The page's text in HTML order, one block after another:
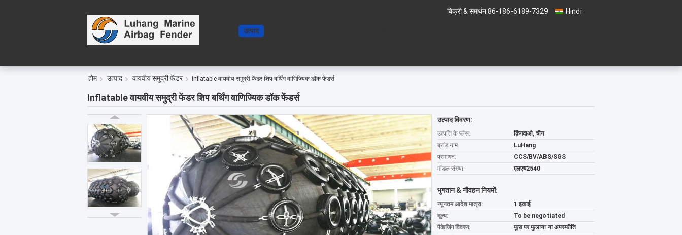
Hindi
बिक्री & समर्थन:86-186-6189-7329
उत्पाद
होम उत्पाद वायवीय समुद्री फेंडर Inflatable वायवीय समुद्री फेंडर शिप बर्थिंग वाणिज्यिक डॉक फेंडर्स
Inflatable वायवीय समुद्री फेंडर शिप बर्थिंग वाणिज्यिक डॉक फेंडर्स
उत्पाद विवरण:
उत्पत्ति के प्लेस:
क़िंगदाओ, चीन
ब्रांड नाम:
LuHang
प्रमाणन:
CCS/BV/ABS/SGS
मॉडल संख्या:
एलएच2540
भुगतान & नौवहन नियमों:
न्यूनतम आदेश मात्रा:
1 इकाई
मूल्य:
To be negotiated
पैकेजिंग विवरण:
फूस पर फुलाया या अपस्फीति